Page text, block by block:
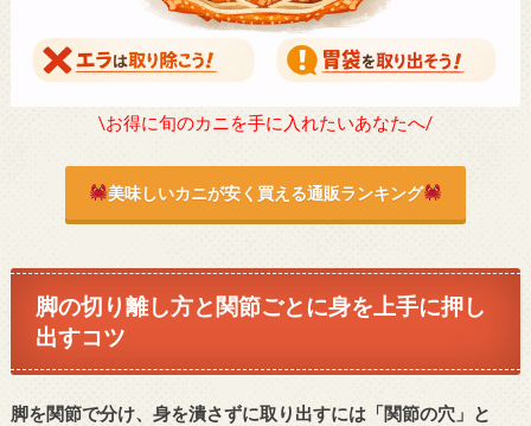
\お得に旬のカニを手に入れたいあなたへ/
美味しいカニが安く買える通販ランキング
脚の切り離し方と関節ごとに身を上手に押し
出すコツ
脚を関節で分け、身を潰さずに取り出すには「関節の穴」と